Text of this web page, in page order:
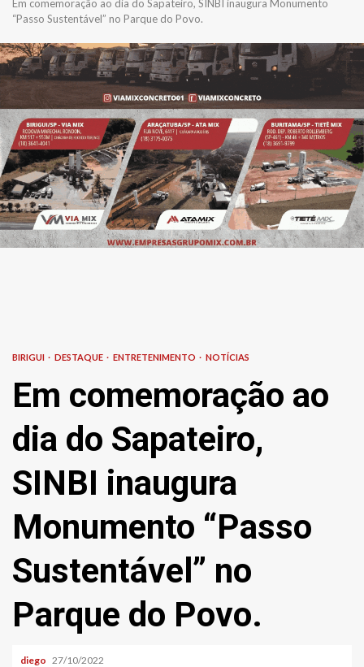
Em comemoração ao dia do Sapateiro, SINBI inaugura Monumento
“Passo Sustentável” no Parque do Povo.
BIRIGUI DESTAQUE ENTRETENIMENTO NOTÍCIAS
Em comemoração ao
dia do Sapateiro,
SINBI inaugura
Monumento “Passo
Sustentável” no
Parque do Povo.
diego 27/10/2022